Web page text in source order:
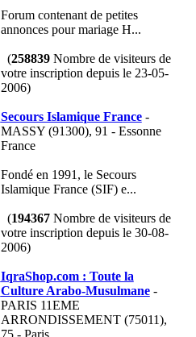
Forum contenant de petites
annonces pour mariage H...
(258839Nombre de visiteurs de
votre inscription depuis le 23-05-
2006)
Secours Islamique France-
MASSY (91300), 91 - Essonne
France
Fondé en 1991, le Secours
Islamique France (SIF) e...
(194367Nombre de visiteurs de
votre inscription depuis le 30-08-
2006)
IqraShop.com : Toute la
Culture Arabo-Musulmane-
PARIS 11EME
ARRONDISSEMENT (75011),
75 - Paris